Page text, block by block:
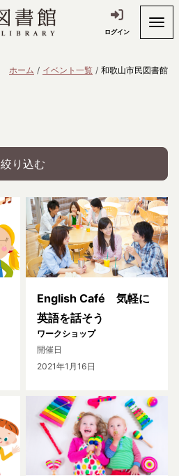
ログイン
ホーム イベント一覧 和歌山市民図書館
絞り込む
English Café 気軽に
英語を話そう
ワークショップ
開催日
2021年1月16日